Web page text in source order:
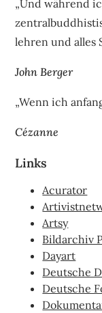
„Und während
lehren und alles
John Berger
„Wenn ich
Cézanne
Links
Acurator
Artsy
Bildarchiv
Dayart
Deutsche
Deutsche